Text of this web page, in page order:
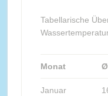
Tabellarische
Monat Ø
Januar